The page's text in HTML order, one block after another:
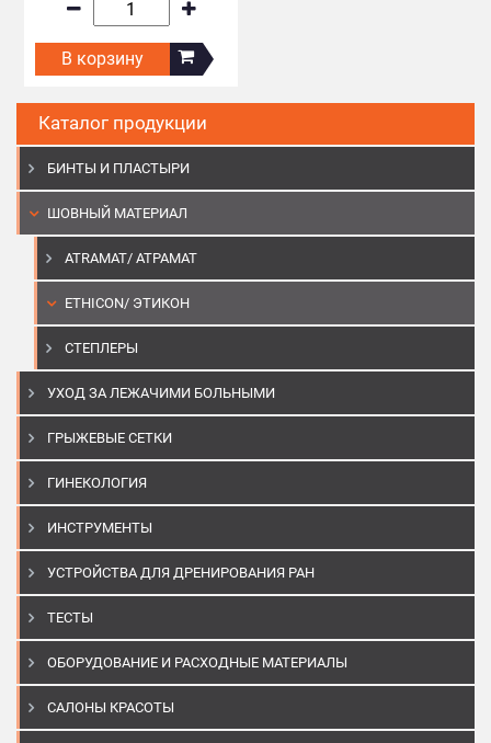
Каталог продукции
БИНТЫ И ПЛАСТЫРИ
ШОВНЫЙ МАТЕРИАЛ
ATRAMAT/ АТРАМАТ
ETHICON/ ЭТИКОН
СТЕПЛЕРЫ
УХОД ЗА ЛЕЖАЧИМИ БОЛЬНЫМИ
ГРЫЖЕВЫЕ СЕТКИ
ГИНЕКОЛОГИЯ
ИНСТРУМЕНТЫ
УСТРОЙСТВА ДЛЯ ДРЕНИРОВАНИЯ РАН
ТЕСТЫ
ОБОРУДОВАНИЕ И РАСХОДНЫЕ МАТЕРИАЛЫ
САЛОНЫ КРАСОТЫ
В корзину